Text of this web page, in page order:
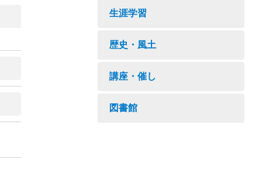
生涯学習
歴史・風土
講座・催し
図書館